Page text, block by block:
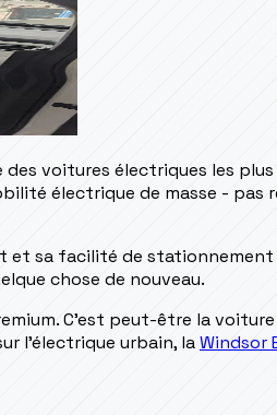
voitures électriques les
électrique de masse -
sa facilité de
chose de nouveau.
C'est peut-être la
l'électrique urbain, laWindsor